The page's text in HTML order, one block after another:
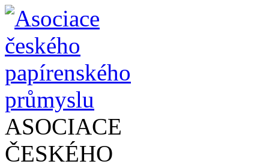
ASOCIACE
ČESKÉHO